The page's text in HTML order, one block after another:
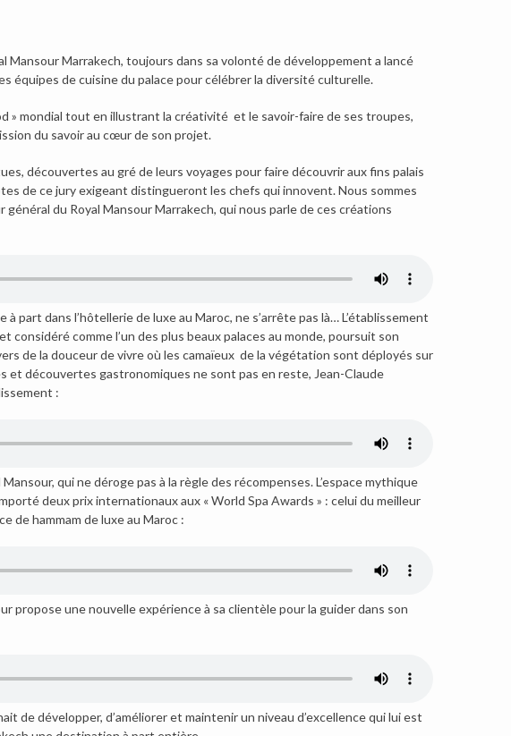
Mansour Marrakech, toujours dans sa volonté de développement a lancé
équipes de cuisine du palace pour célébrer la diversité culturelle.
» mondial tout en illustrant la créativité et le savoir-faire de ses troupes,
du savoir au cœur de son projet.
découvertes au gré de leurs voyages pour faire découvrir aux fins palais
de ce jury exigeant distingueront les chefs qui innovent. Nous sommes
du Royal Mansour Marrakech, qui nous parle de ces créations
part dans l’hôtellerie de luxe au Maroc, ne s’arrête pas là… L’établissement
comme l’un des plus beaux palaces au monde, poursuit son
de la douceur de vivre où les camaïeux de la végétation sont déployés sur
et découvertes gastronomiques ne sont pas en reste, Jean-Claude
:
qui ne déroge pas à la règle des récompenses. L’espace mythique
deux prix internationaux aux « World Spa Awards » : celui du meilleur
de hammam de luxe au Maroc :
propose une nouvelle expérience à sa clientèle pour la guider dans son
de développer, d’améliorer et maintenir un niveau d’excellence qui lui est